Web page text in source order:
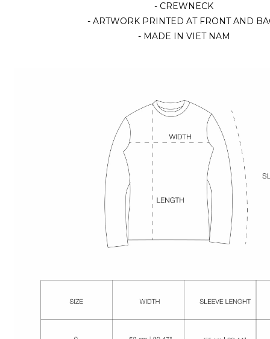
- CREWNECK
- ARTWORK PRINTED AT FRONT AND
- MADE IN VIET NAM